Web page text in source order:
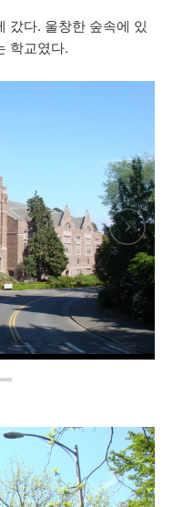
갔다. 울창한 숲속에 있
학교였다.